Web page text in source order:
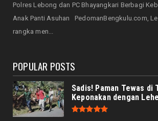
NASIONAL
Prabowo Apresiasi Teknologi
Polres Lebong dan PC Bhayangkari Berbagi
Anak Panti Asuhan PedomanBengkulu.com,
rangka men...
POPULAR POSTS
Sadis! Paman Tewas di
Keponakan dengan